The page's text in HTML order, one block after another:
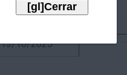
13/10/2025